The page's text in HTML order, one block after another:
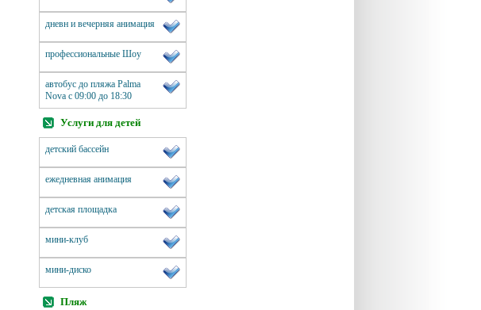
дневн и вечерняя анимация
профессиональные Шоу
автобус до пляжа Palma
Nova c 09:00 до 18:30
Услуги для детей
детский бассейн
ежедневная анимация
детская площадка
мини-клуб
мини-диско
Пляж